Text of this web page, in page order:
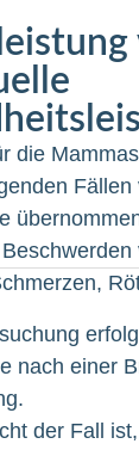
die
Fällen
nach einer
der Fall